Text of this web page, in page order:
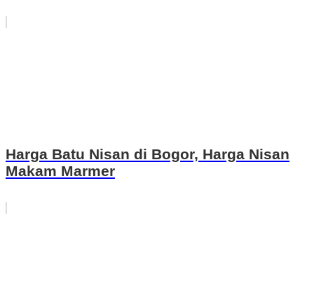
Harga Batu Nisan di Bogor, Harga Nisan
Makam Marmer